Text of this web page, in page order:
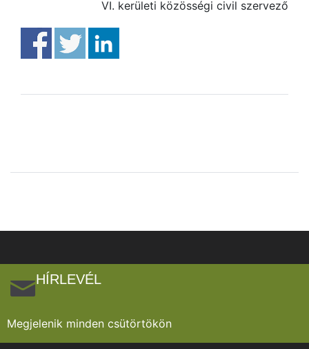
VI. kerületi közösségi civil szervező
HÍRLEVÉL
Megjelenik minden csütörtökön